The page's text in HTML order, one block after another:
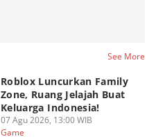
See More
Roblox Luncurkan Family
Zone, Ruang Jelajah Buat
Keluarga Indonesia!
07 Agu 2026, 13:00 WIB
Game